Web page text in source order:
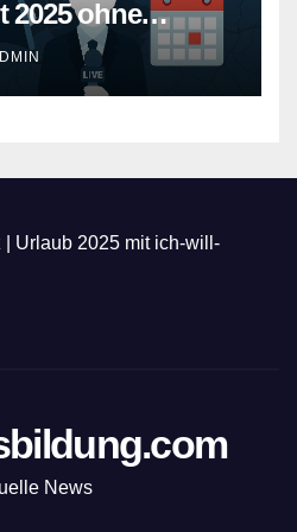
2025 ohne
Urlaub 2025 mit ich-will-
News